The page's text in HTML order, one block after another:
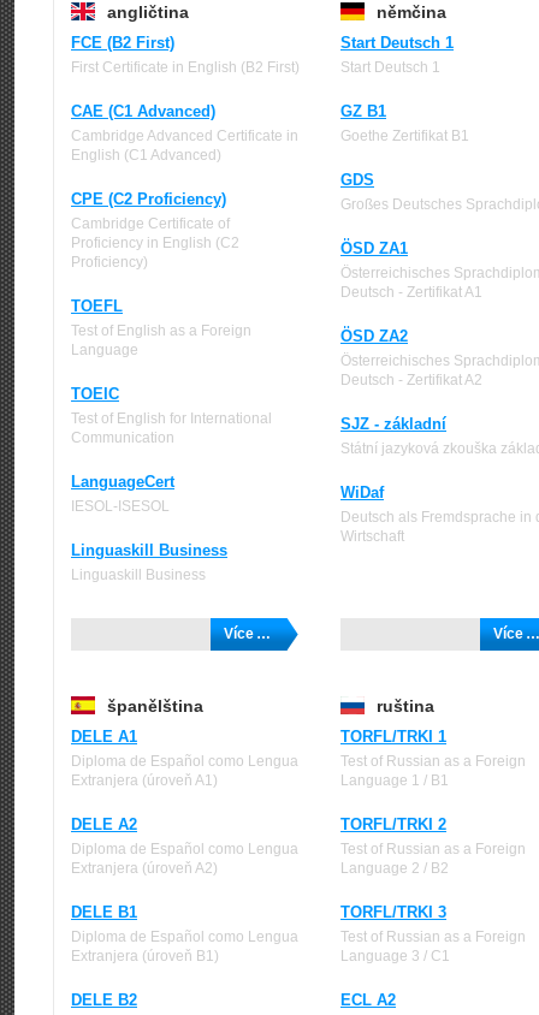
angličtina
FCE (B2 First)
First Certificate in English (B2 First)
CAE (C1 Advanced)
Cambridge Advanced Certificate in
English (C1 Advanced)
CPE (C2 Proficiency)
Cambridge Certificate of
Proficiency in English (C2
Proficiency)
TOEFL
Test of English as a Foreign
Language
TOEIC
Test of English for International
Communication
LanguageCert
IESOL-ISESOL
Linguaskill Business
Linguaskill Business
Více …
němčina
Start Deutsch 1
Start Deutsch 1
GZ B1
Goethe Zertifikat B1
GDS
Großes Deutsches
ÖSD ZA1
Österreichisches
Deutsch - Zertifikat A1
ÖSD ZA2
Österreichisches
Deutsch - Zertifikat A2
SJZ - základní
Státní jazyková zkouška
WiDaf
Deutsch als Fremdsprache in
Wirtschaft
Více …
španělština
DELE A1
Diploma de Español como Lengua
Extranjera (úroveň A1)
DELE A2
Diploma de Español como Lengua
Extranjera (úroveň A2)
DELE B1
Diploma de Español como Lengua
Extranjera (úroveň B1)
DELE B2
ruština
TORFL/TRKI 1
Test of Russian as a Foreign
Language 1 / B1
TORFL/TRKI 2
Test of Russian as a Foreign
Language 2 / B2
TORFL/TRKI 3
Test of Russian as a Foreign
Language 3 / C1
ECL A2